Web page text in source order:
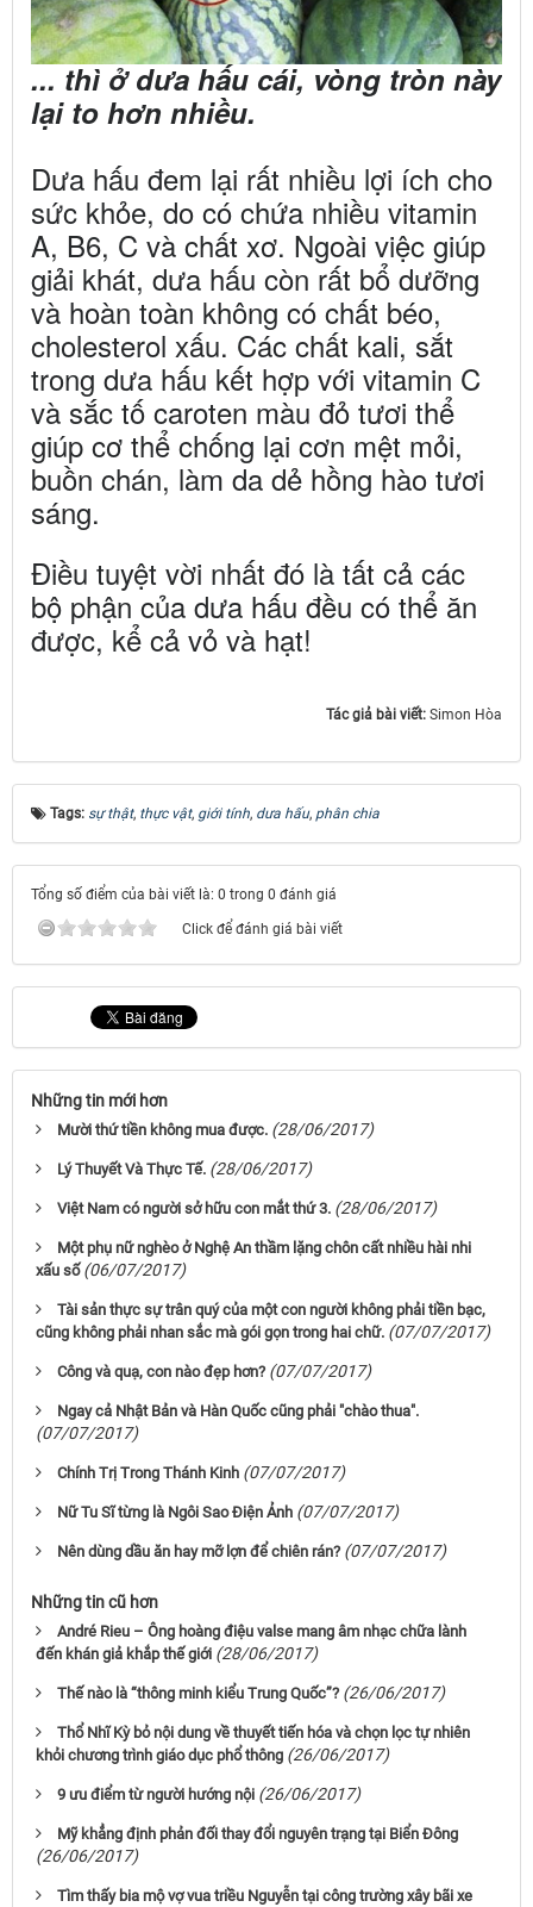
... thì ở dưa hấu cái, vòng tròn này
lại to hơn nhiều.
Dưa hấu đem lại rất nhiều lợi ích cho
sức khỏe, do có chứa nhiều vitamin
A, B6, C và chất xơ. Ngoài việc giúp
giải khát, dưa hấu còn rất bổ dưỡng
và hoàn toàn không có chất béo,
cholesterol xấu. Các chất kali, sắt
trong dưa hấu kết hợp với vitamin C
và sắc tố caroten màu đỏ tươi thể
giúp cơ thể chống lại cơn mệt mỏi,
buồn chán, làm da dẻ hồng hào tươi
sáng.
Điều tuyệt vời nhất đó là tất cả các
bộ phận của dưa hấu đều có thể ăn
được, kể cả vỏ và hạt!
Tác giả bài viết: Simon Hòa
Tags: sự thật, thực vật, giới tính, dưa hấu, phân chia
Tổng số điểm của bài viết là: 0 trong 0 đánh giá
Click để đánh giá bài viết
Những tin mới hơn
Mười thứ tiền không mua được. (28/06/2017)
Lý Thuyết Và Thực Tế. (28/06/2017)
Việt Nam có người sở hữu con mắt thứ 3. (28/06/2017)
Một phụ nữ nghèo ở Nghệ An thầm lặng chôn cất nhiều hài nhi
xấu số (06/07/2017)
Tài sản thực sự trân quý của một con người không phải tiền bạc,
cũng không phải nhan sắc mà gói gọn trong hai chữ. (07/07/2017)
Công và quạ, con nào đẹp hơn? (07/07/2017)
Ngay cả Nhật Bản và Hàn Quốc cũng phải "chào thua".
(07/07/2017)
Chính Trị Trong Thánh Kinh (07/07/2017)
Nữ Tu Sĩ từng là Ngôi Sao Điện Ảnh (07/07/2017)
Nên dùng dầu ăn hay mỡ lợn để chiên rán? (07/07/2017)
Những tin cũ hơn
André Rieu – Ông hoàng điệu valse mang âm nhạc chữa lành
đến khán giả khắp thế giới (28/06/2017)
Thế nào là “thông minh kiểu Trung Quốc”? (26/06/2017)
Thổ Nhĩ Kỳ bỏ nội dung về thuyết tiến hóa và chọn lọc tự nhiên
khỏi chương trình giáo dục phổ thông (26/06/2017)
9 ưu điểm từ người hướng nội (26/06/2017)
Mỹ khẳng định phản đối thay đổi nguyên trạng tại Biển Đông
(26/06/2017)
Tìm thấy bia mộ vợ vua triều Nguyễn tại công trường xây bãi xe